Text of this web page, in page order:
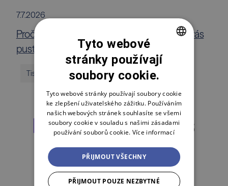
7.7.2026
Proč prodat dokonalou firmu? Fait a Malík vás
pustí za oponu private equity byznysu
Tiskové zprávy
CZECH
ENGLISH
POLSKI
Tyto webové
stránky používají
soubory cookie.
Tyto webové stránky používají soubory cookie
ke zlepšení uživatelského zážitku. Používáním
našich webových stránek souhlasíte se všemi
soubory cookie v souladu s našimi zásadami
používání souborů cookie. Více informací
PŘIJMOUT VŠECHNY
PŘIJMOUT POUZE NEZBYTNÉ